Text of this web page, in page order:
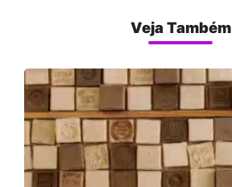
Veja Também